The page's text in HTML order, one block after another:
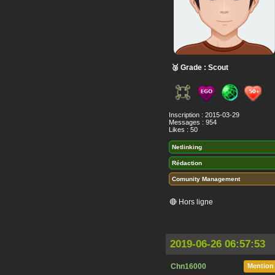
🥉 Grade : Scout
Inscription : 2015-03-29
Messages : 954
Likes : 50
Netlinking
Rédaction
Comunity Management
🔴 Hors ligne
2019-06-26 06:57:53
Mention
Chn16000